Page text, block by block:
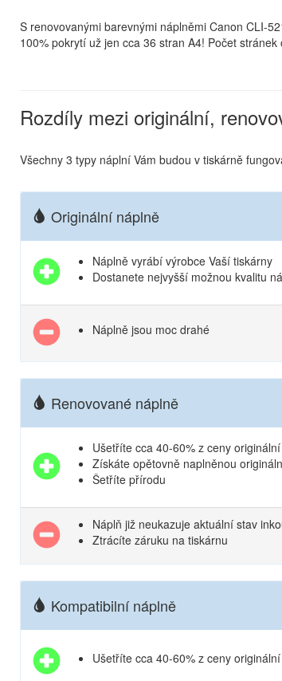
S renovovanými barevnými náplněmi Canon CLI-
100% pokrytí už jen cca 36 stran A4! Počet
Rozdíly mezi originální,
Všechny 3 typy náplní Vám budou v tiskárně
Originální náplně
Náplně vyrábí výrobce Vaší tiskárny
Dostanete nejvyšší možnou kvalitu
Náplně jsou moc drahé
Renovované náplně
Ušetříte cca 40-60% z ceny
Získáte opětovně naplněnou
Šetříte přírodu
Náplň již neukazuje aktuální stav
Ztrácíte záruku na tiskárnu
Kompatibilní náplně
Ušetříte cca 40-60% z ceny